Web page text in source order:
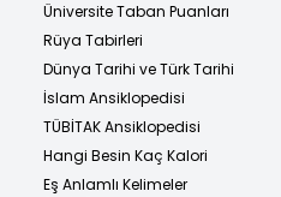
Üniversite Taban Puanları
Rüya Tabirleri
Dünya Tarihi ve Türk Tarihi
İslam Ansiklopedisi
TÜBİTAK Ansiklopedisi
Hangi Besin Kaç Kalori
Eş Anlamlı Kelimeler